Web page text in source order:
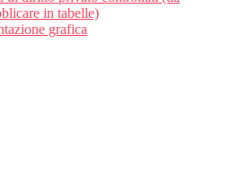
in tabelle)
grafica